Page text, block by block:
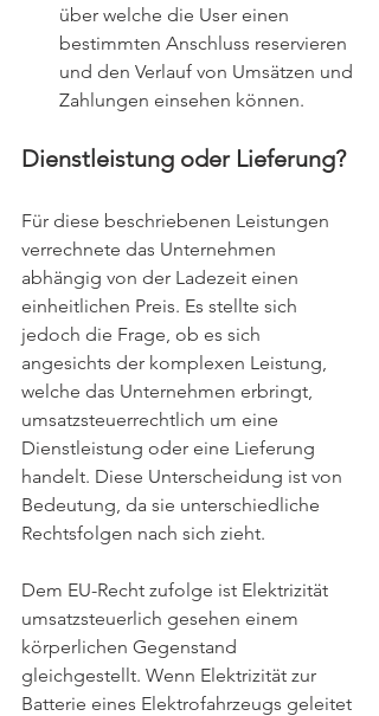
über welche die User einen
bestimmten Anschluss reservieren
und den Verlauf von Umsätzen und
Zahlungen einsehen können.
Dienstleistung oder Lieferung?
Für diese beschriebenen Leistungen
verrechnete das Unternehmen
abhängig von der Ladezeit einen
einheitlichen Preis. Es stellte sich
jedoch die Frage, ob es sich
angesichts der komplexen Leistung,
welche das Unternehmen erbringt,
umsatzsteuerrechtlich um eine
Dienstleistung oder eine Lieferung
handelt. Diese Unterscheidung ist von
Bedeutung, da sie unterschiedliche
Rechtsfolgen nach sich zieht.
Dem EU-Recht zufolge ist Elektrizität
umsatzsteuerlich gesehen einem
körperlichen Gegenstand
gleichgestellt. Wenn Elektrizität zur
Batterie eines Elektrofahrzeugs geleitet